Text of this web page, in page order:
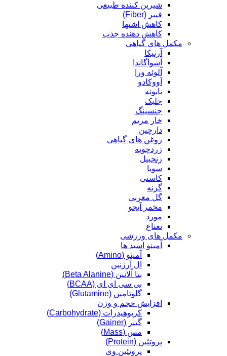
شیرین کننده طبیعی
فیبر (Fiber)
کاهش اشتها
کاهش دهنده جذب
مکمل های گیاهی
آرنیکا
آشواگاندا
آلوئه ورا
آووکادو
بابونه
جلبک
جنسینگ
خار مریم
دارچین
روغن های گیاهی
زردچوبه
زنجبیل
سویا
کاسنی
گزنه
گل مغربی
مخمر آبجو
مورد
نعناع
مکمل های ورزشی
آمینو اسید ها
آمینو (Amino)
ال آرژنین
بتا آلانین (Beta Alanine)
بی سی ای ای (BCAA)
گلوتامین (Glutamine)
افزایش حجم و وزن
کربوهیدرات (Carbohydrate)
گینر (Gainer)
مس (Mass)
پروتئین (Protein)
پروتئین وی